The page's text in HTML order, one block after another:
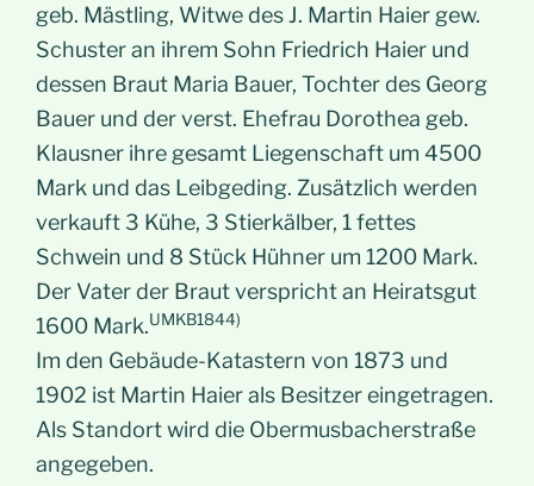
geb. Mästling, Witwe des J. Martin Haier gew.
Schuster an ihrem Sohn Friedrich Haier und
dessen Braut Maria Bauer, Tochter des Georg
Bauer und der verst. Ehefrau Dorothea geb.
Klausner ihre gesamt Liegenschaft um 4500
Mark und das Leibgeding. Zusätzlich werden
verkauft 3 Kühe, 3 Stierkälber, 1 fettes
Schwein und 8 Stück Hühner um 1200 Mark.
Der Vater der Braut verspricht an Heiratsgut
1600 Mark.UMKB1844)
Im den Gebäude-Katastern von 1873 und
1902 ist Martin Haier als Besitzer eingetragen.
Als Standort wird die Obermusbacherstraße
angegeben.